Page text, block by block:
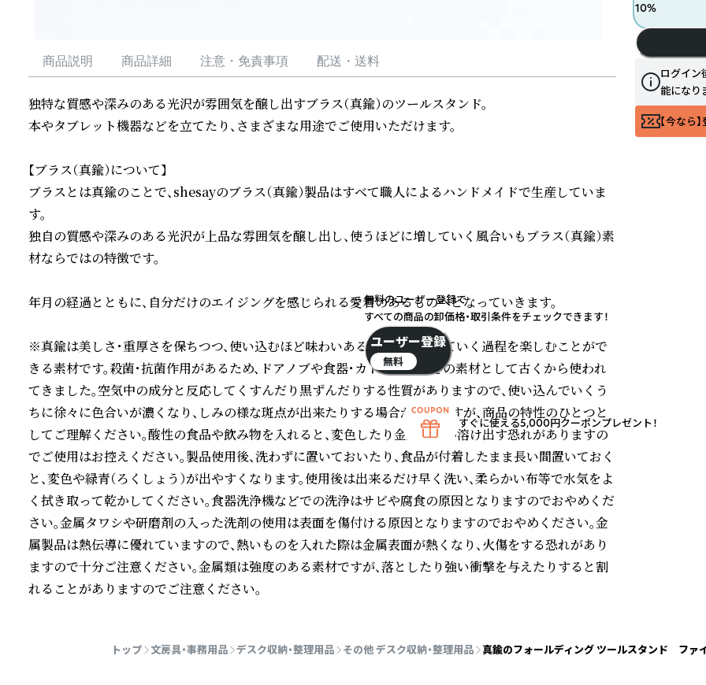
商品説明 商品詳細 注意・免責事項 配送・送料
独特な質感や深みのある光沢が雰囲気を醸し出すブラス（真鍮）のツールスタンド。
本やタブレット機器などを立てたり、さまざまな用途でご使用いただけます。
【ブラス（真鍮）について】
ブラスとは真鍮のことで、shesayのブラス（真鍮）製品はすべて職人によるハンドメイドで生産していま
す。
独自の質感や深みのある光沢が上品な雰囲気を醸し出し、使うほどに増していく風合いもブラス（真鍮）素
材ならではの特徴です。
年月の経過とともに、自分だけのエイジングを感じられる愛着のあるものへとなっていきます。
※真鍮は美しさ・重厚さを保ちつつ、使い込むほど味わいある色調に変化していく過程を楽しむことがで
きる素材です。殺菌・抗菌作用があるため、ドアノブや食器・カトラリーなどの素材として古くから使われ
てきました。空気中の成分と反応してくすんだり黒ずんだりする性質がありますので、使い込んでいくう
ちに徐々に色合いが濃くなり、しみの様な斑点が出来たりする場合がありますが、商品の特性のひとつと
してご理解ください。酸性の食品や飲み物を入れると、変色したり金属成分が溶け出す恐れがありますの
でご使用はお控えください。製品使用後、洗わずに置いておいたり、食品が付着したまま長い間置いておく
と、変色や緑青（ろくしょう）が出やすくなります。使用後は出来るだけ早く洗い、柔らかい布等で水気をよ
く拭き取って乾かしてください。食器洗浄機などでの洗浄はサビや腐食の原因となりますのでおやめくだ
さい。金属タワシや研磨剤の入った洗剤の使用は表面を傷付ける原因となりますのでおやめください。金
属製品は熱伝導に優れていますので、熱いものを入れた際は金属表面が熱くなり、火傷をする恐れがあり
ますので十分ご注意ください。金属類は強度のある素材ですが、落としたり強い衝撃を与えたりすると割
れることがありますのでご注意ください。
10%
ログイン
能になり
【今なら
トップ 文房具・事務用品 デスク収納・整理用品 その他 デスク収納・整理用品 真鍮のフォールディング ツールスタンド ファ
無料のユーザー登録で
すべての商品の卸価格・取引条件をチェックできます！
ユーザー登録
無料
すぐに使える5,000円クーポンプレゼント！